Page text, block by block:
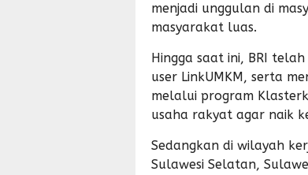
menjadi unggulan di
masyarakat luas.
Hingga saat ini, BRI
user LinkUMKM, serta
melalui program
usaha rakyat agar naik
Sedangkan di wilayah
Sulawesi Selatan,